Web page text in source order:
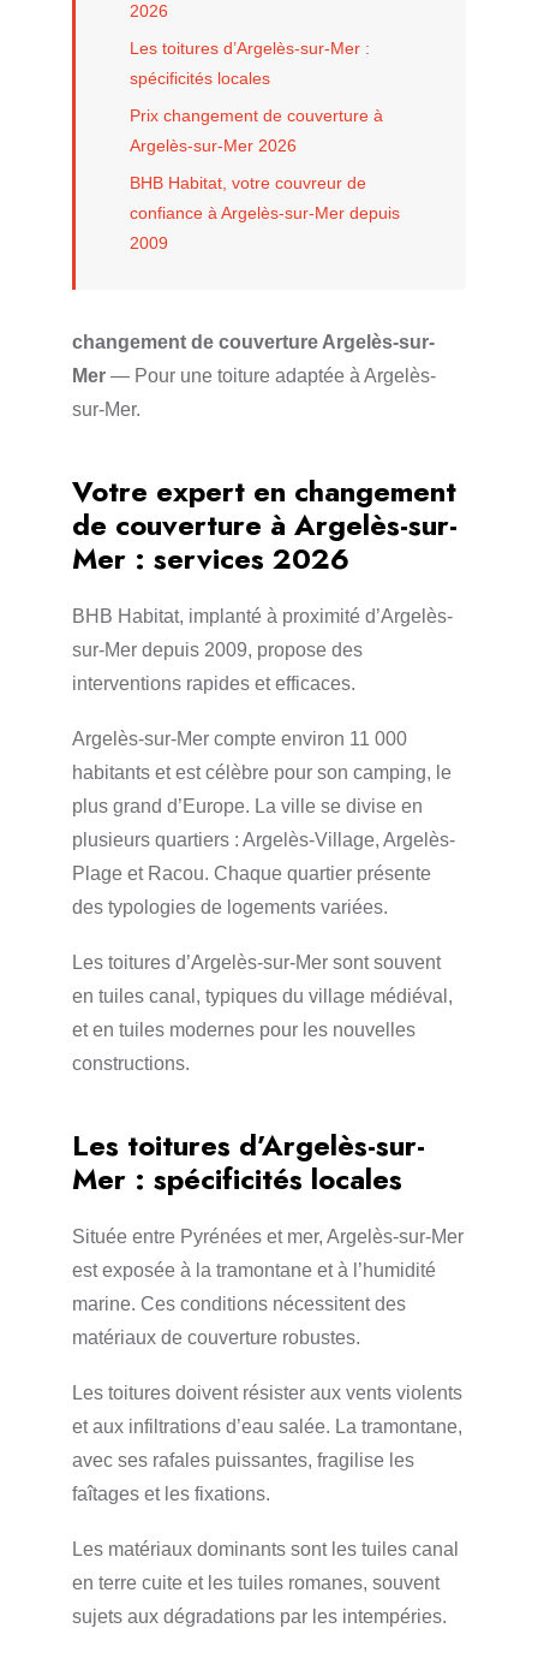
2026
Les toitures d’Argelès-sur-Mer :
spécificités locales
Prix changement de couverture à
Argelès-sur-Mer 2026
BHB Habitat, votre couvreur de
confiance à Argelès-sur-Mer depuis
2009
changement de couverture Argelès-sur-
Mer — Pour une toiture adaptée à Argelès-
sur-Mer.
Votre expert en changement
de couverture à Argelès-sur-
Mer : services 2026
BHB Habitat, implanté à proximité d’Argelès-
sur-Mer depuis 2009, propose des
interventions rapides et efficaces.
Argelès-sur-Mer compte environ 11 000
habitants et est célèbre pour son camping, le
plus grand d’Europe. La ville se divise en
plusieurs quartiers : Argelès-Village, Argelès-
Plage et Racou. Chaque quartier présente
des typologies de logements variées.
Les toitures d’Argelès-sur-Mer sont souvent
en tuiles canal, typiques du village médiéval,
et en tuiles modernes pour les nouvelles
constructions.
Les toitures d’Argelès-sur-
Mer : spécificités locales
Située entre Pyrénées et mer, Argelès-sur-Mer
est exposée à la tramontane et à l’humidité
marine. Ces conditions nécessitent des
matériaux de couverture robustes.
Les toitures doivent résister aux vents violents
et aux infiltrations d’eau salée. La tramontane,
avec ses rafales puissantes, fragilise les
faîtages et les fixations.
Les matériaux dominants sont les tuiles canal
en terre cuite et les tuiles romanes, souvent
sujets aux dégradations par les intempéries.